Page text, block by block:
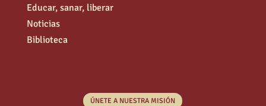
Educar, sanar, liberar
Noticias
Biblioteca
ÚNETE A NUESTRA MISIÓN